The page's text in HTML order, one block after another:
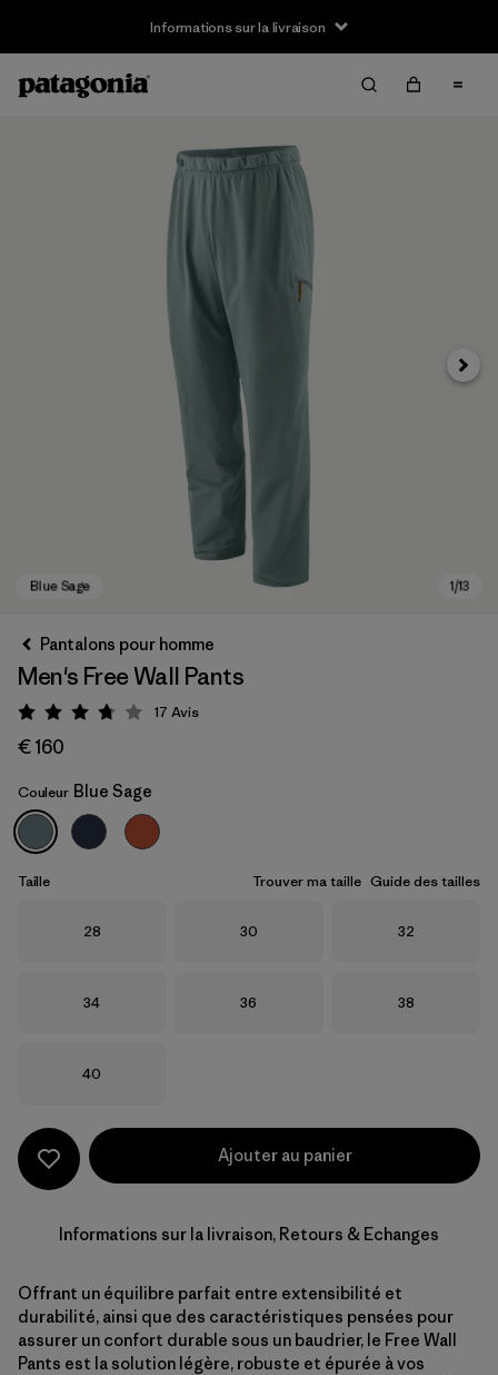
Informations sur la livraison
Blue Sage
Pantalons pour homme
Men's Free Wall Pants
Évaluation: 3.8 / 5
17 Avis
€ 160
Couleur Blue Sage
Taille Trouver ma taille Guide des tailles
Taille
28 Taille
30 Taille
32
Taille
34 Taille
36 Taille
38
Taille
40
Ajouter au panier
Informations sur la livraison, Retours & Echanges
Offrant un équilibre parfait entre extensibilité et
durabilité, ainsi que des caractéristiques pensées pour
assurer un confort durable sous un baudrier, le Free Wall
Pants est la solution légère, robuste et épurée à vos